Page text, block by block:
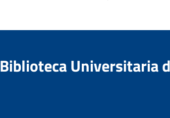
Biblioteca Universitaria